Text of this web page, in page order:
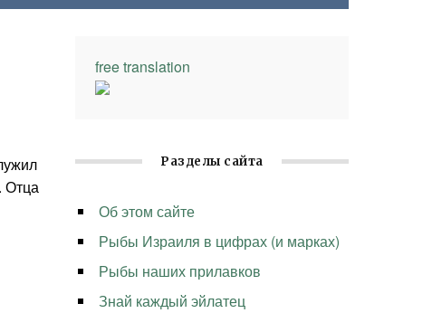
Отца
free translation
Разделы сайта
Об этом сайте
Рыбы Израиля в цифрах (и марках)
Рыбы наших прилавков
Знай каждый эйлатец